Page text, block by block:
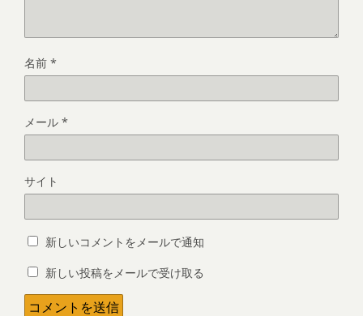
名前 *
メール *
サイト
新しいコメントをメールで通知
新しい投稿をメールで受け取る